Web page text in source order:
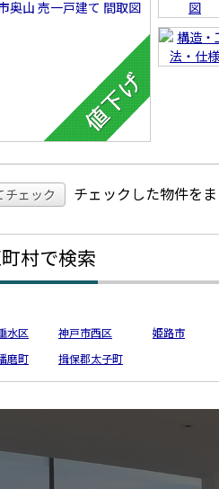
チェック チェックした物件を
村で検索
水区 神戸市西区 姫路市
磨町
揖保郡太子町